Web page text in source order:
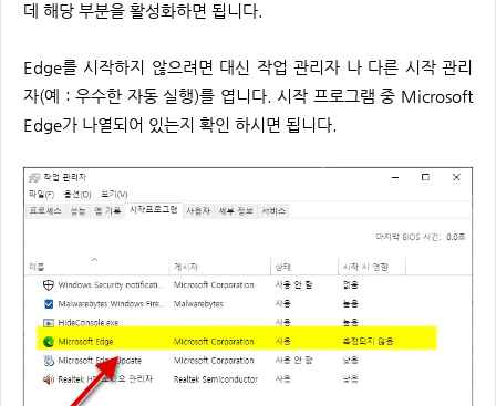
데 해당 부분을 활성화하면 됩니다.
Edge를 시작하지 않으려면 대신 작업 관리자 나 다른 시작 관리
자(예 : 우수한 자동 실행)를 엽니다. 시작 프로그램 중 Microsoft
Edge가 나열되어 있는지 확인 하시면 됩니다.